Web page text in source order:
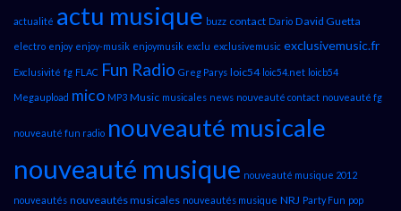
actualité actu musique buzz contact Dario David Guetta
electro enjoy enjoy-musik enjoymusik exclu exclusivemusic exclusivemusic.fr
Exclusivité fg FLAC Fun Radio Greg Parys loic54 loic54.net loicb54
Megaupload mico MP3 Music musicales news nouveauté contact nouveauté fg
nouveauté fun radio nouveauté musicale
nouveauté musique nouveauté musique 2012
nouveautés nouveautés musicales nouveautés musique NRJ Party Fun pop